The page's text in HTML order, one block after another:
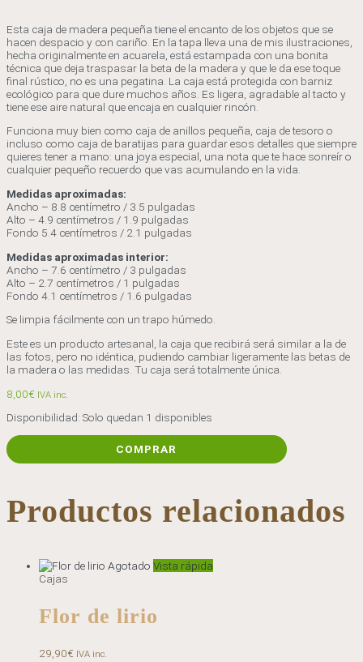
Esta caja de madera pequeña tiene el encanto de los objetos que se
hacen despacio y con cariño. En la tapa lleva una de mis ilustraciones,
hecha originalmente en acuarela, está estampada con una bonita
técnica que deja traspasar la beta de la madera y que le da ese toque
final rústico, no es una pegatina. La caja está protegida con barniz
ecológico para que dure muchos años. Es ligera, agradable al tacto y
tiene ese aire natural que encaja en cualquier rincón.
Funciona muy bien como caja de anillos pequeña, caja de tesoro o
incluso como caja de baratijas para guardar esos detalles que siempre
quieres tener a mano: una joya especial, una nota que te hace sonreír o
cualquier pequeño recuerdo que vas acumulando en la vida.
Medidas aproximadas:
Ancho – 8.8 centímetro / 3.5 pulgadas
Alto – 4.9 centímetros / 1.9 pulgadas
Fondo 5.4 centímetros / 2.1 pulgadas
Medidas aproximadas interior:
Ancho – 7.6 centímetro / 3 pulgadas
Alto – 2.7 centímetros / 1 pulgadas
Fondo 4.1 centímetros / 1.6 pulgadas
Se limpia fácilmente con un trapo húmedo.
Este es un producto artesanal, la caja que recibirá será similar a la de
las fotos, pero no idéntica, pudiendo cambiar ligeramente las betas de
la madera o las medidas. Tu caja será totalmente única.
8,00€ IVA inc.
Disponibilidad: Solo quedan 1 disponibles
Caja
mariposa
morada
COMPRAR
Productos relacionados
Agotado Vista rápida
Cajas
Flor de lirio
29,90€ IVA inc.